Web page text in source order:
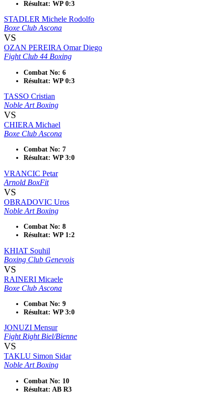
Résultat: WP 0:3
STADLER Michele Rodolfo
Boxe Club Ascona
VS
OZAN PEREIRA Omar Diego
Fight Club 44 Boxing
Combat No: 6
Résultat: WP 0:3
TASSO Cristian
Noble Art Boxing
VS
CHIERA Michael
Boxe Club Ascona
Combat No: 7
Résultat: WP 3:0
VRANCIC Petar
Arnold BoxFit
VS
OBRADOVIC Uros
Noble Art Boxing
Combat No: 8
Résultat: WP 1:2
KHIAT Souhil
Boxing Club Genevois
VS
RAINERI Micaele
Boxe Club Ascona
Combat No: 9
Résultat: WP 3:0
JONUZI Mensur
Fight Right Biel/Bienne
VS
TAKLU Simon Sidar
Noble Art Boxing
Combat No: 10
Résultat: AB R3